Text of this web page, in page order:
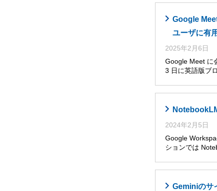
Google
ユーザに有
2025年2月6日
Google Meet に
3 日に英語版ブ
2024年2月5日
Google
ションでは
Geminiのサ